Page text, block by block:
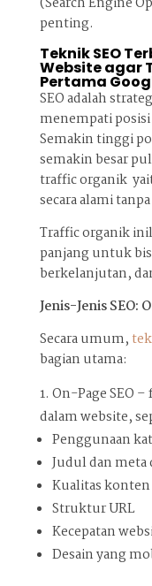
penting.
Teknik SEO
Website agar
Pertama
SEO adalah
menempati
Semakin tinggi
semakin besar
traffic organik
secara alami
Traffic organik
panjang untuk
berkelanjutan,
Jenis-Jenis SEO:
Secara umum,
bagian utama:
On-Page SEO
dalam website,
Penggunaan
Judul dan
Kualitas konten
Struktur URL
Kecepatan
Desain yang